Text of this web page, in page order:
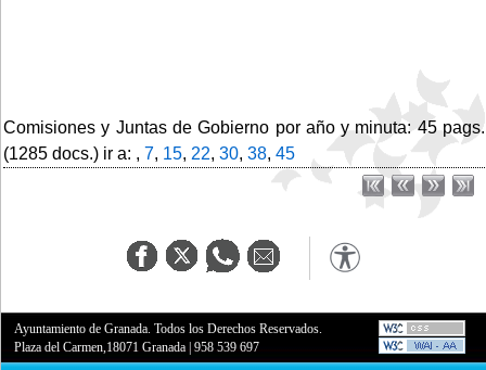
Comisiones y Juntas de Gobierno por año y minuta: 45 pags.
(1285 docs.) ir a: , 7, 15, 22, 30, 38, 45
Ayuntamiento de Granada. Todos los Derechos Reservados.
Plaza del Carmen,18071 Granada |958 539 697